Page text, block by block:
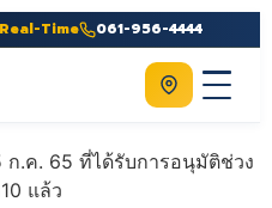
Real-Time 061-956-4444
ติดต่อเรา